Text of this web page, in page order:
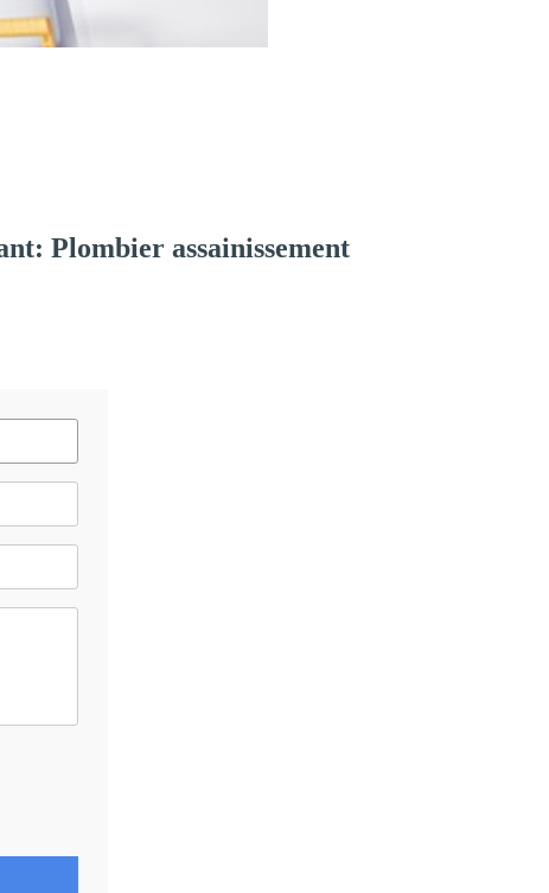
Plombier assainissement